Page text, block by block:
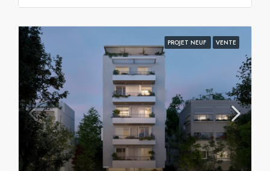
PROJET NEUF VENTE